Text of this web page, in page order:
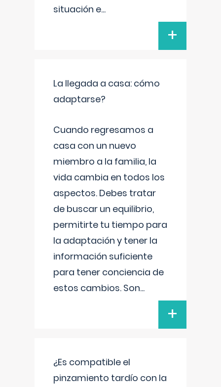
situación e...
+
La llegada a casa: cómo
adaptarse?
Cuando regresamos a
casa con un nuevo
miembro a la familia, la
vida cambia en todos los
aspectos. Debes tratar
de buscar un equilibrio,
permitirte tu tiempo para
la adaptación y tener la
información suficiente
para tener conciencia de
estos cambios. Son...
+
¿Es compatible el
pinzamiento tardío con la